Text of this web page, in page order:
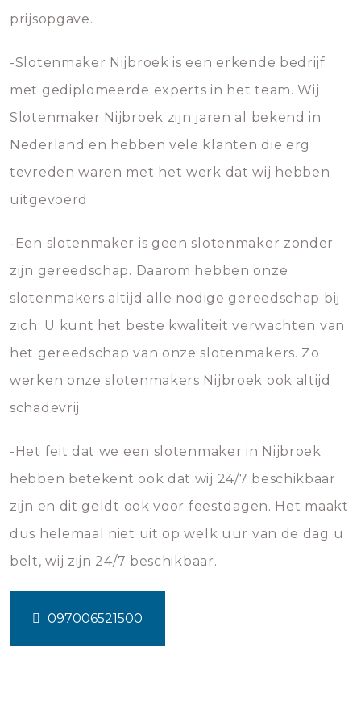
prijsopgave.
-Slotenmaker Nijbroek is een erkende bedrijf
met gediplomeerde experts in het team. Wij
Slotenmaker Nijbroek zijn jaren al bekend in
Nederland en hebben vele klanten die erg
tevreden waren met het werk dat wij hebben
uitgevoerd.
-Een slotenmaker is geen slotenmaker zonder
zijn gereedschap. Daarom hebben onze
slotenmakers altijd alle nodige gereedschap bij
zich. U kunt het beste kwaliteit verwachten van
het gereedschap van onze slotenmakers. Zo
werken onze slotenmakers Nijbroek ook altijd
schadevrij.
-Het feit dat we een slotenmaker in Nijbroek
hebben betekent ook dat wij 24/7 beschikbaar
zijn en dit geldt ook voor feestdagen. Het maakt
dus helemaal niet uit op welk uur van de dag u
belt, wij zijn 24/7 beschikbaar.
097006521500